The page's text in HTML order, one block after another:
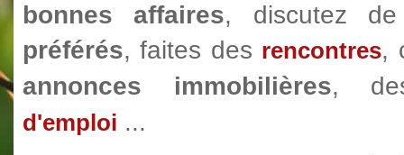
bonnes affaires, discutez
préférés, faites des rencontres,
annonces immobilières,
d'emploi ...